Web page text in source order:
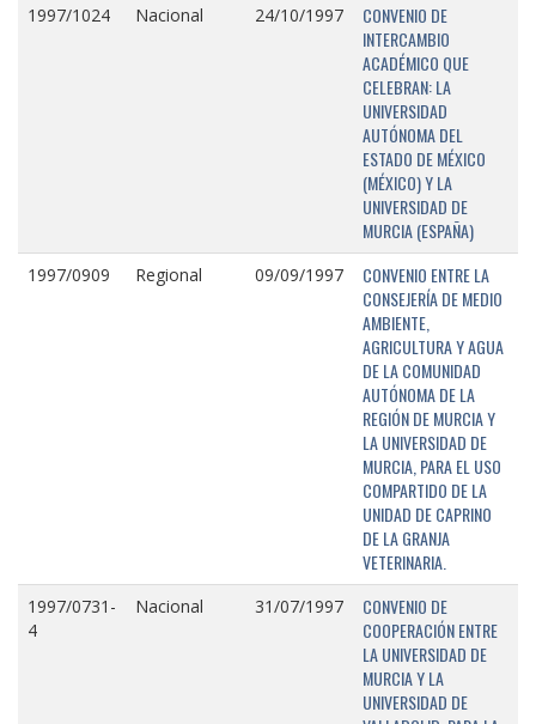
1997/1024 Nacional 24/10/1997
CONVENIO DE
INTERCAMBIO
ACADÉMICO QUE
CELEBRAN: LA
UNIVERSIDAD
AUTÓNOMA DEL
ESTADO DE MÉXICO
(MÉXICO) Y LA
UNIVERSIDAD DE
MURCIA (ESPAÑA)
1997/0909 Regional 09/09/1997
CONVENIO ENTRE LA
CONSEJERÍA DE MEDIO
AMBIENTE,
AGRICULTURA Y AGUA
DE LA COMUNIDAD
AUTÓNOMA DE LA
REGIÓN DE MURCIA Y
LA UNIVERSIDAD DE
MURCIA, PARA EL USO
COMPARTIDO DE LA
UNIDAD DE CAPRINO
DE LA GRANJA
VETERINARIA.
1997/0731-
4
Nacional 31/07/1997
CONVENIO DE
COOPERACIÓN ENTRE
LA UNIVERSIDAD DE
MURCIA Y LA
UNIVERSIDAD DE